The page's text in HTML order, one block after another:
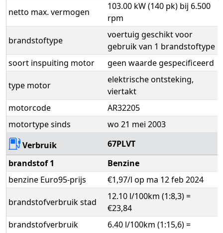
netto max. vermogen
103.00 kW (140 pk) bij 6.500
rpm
brandstoftype
voertuig geschikt voor
gebruik van 1 brandstoftype
soort inspuiting motor
geen waarde gespecificeerd
type motor
elektrische ontsteking,
viertakt
motorcode
AR32205
motortype sinds
wo 21 mei 2003
Verbruik
67PLVT
brandstof 1
Benzine
benzine Euro95-prijs
€1,97/l op ma 12 feb 2024
brandstofverbruik stad
12.10 l/100km (1:8,3) =
€23,84
brandstofverbruik
6.40 l/100km (1:15,6) =